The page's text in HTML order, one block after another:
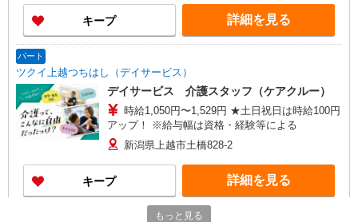
・ケア→ケアの移動時間も賃金（時給）を支給 ※
特定事業所加算手当:60円/時間含む ※給与幅は資
格・経験等による
キープ 詳細を見る
パート
ツクイ上越つちはし（デイサービス）
デイサービス 介護スタッフ（ケアクルー）
時給1,050円〜1,529円 ★土日祝日は時給100円
アップ！ ※給与幅は資格・経験等による
新潟県上越市土橋828-2
キープ 詳細を見る
もっと見る